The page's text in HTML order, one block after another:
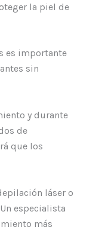
la piel de
es importante
sin
y durante
de
que los
láser o
especialista
más